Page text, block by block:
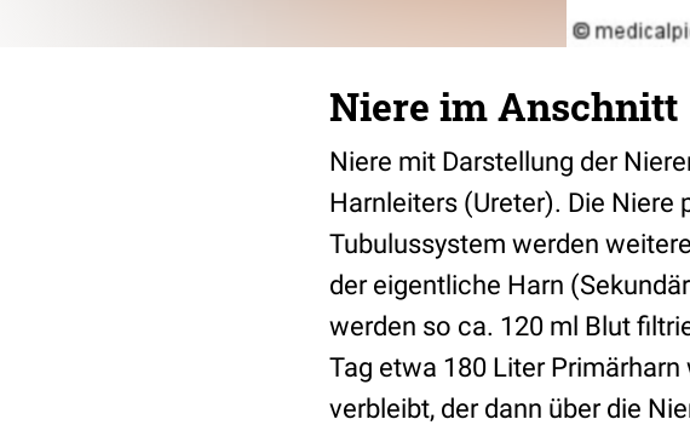
Niere im Anschnitt
Niere mit Darstellung der
Harnleiters (Ureter). Die Niere
Tubulussystem werden
der eigentliche Harn
werden so ca. 120 ml Blut
Tag etwa 180 Liter
verbleibt, der dann über die